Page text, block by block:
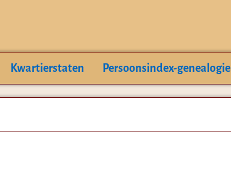
Kwartierstaten Persoonsindex-genealogie